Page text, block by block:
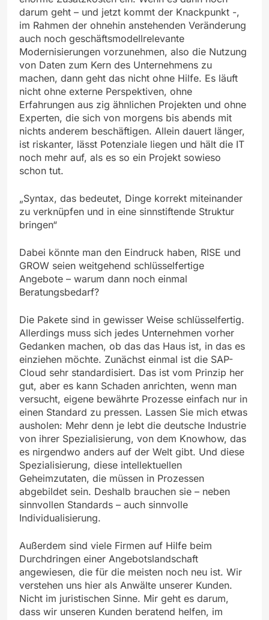
darum geht – und jetzt kommt der Knackpunkt -,
im Rahmen der ohnehin anstehenden Veränderung
auch noch geschäftsmodellrelevante
Modernisierungen vorzunehmen, also die Nutzung
von Daten zum Kern des Unternehmens zu
machen, dann geht das nicht ohne Hilfe. Es läuft
nicht ohne externe Perspektiven, ohne
Erfahrungen aus zig ähnlichen Projekten und ohne
Experten, die sich von morgens bis abends mit
nichts anderem beschäftigen. Allein dauert länger,
ist riskanter, lässt Potenziale liegen und hält die IT
noch mehr auf, als es so ein Projekt sowieso
schon tut.
„Syntax, das bedeutet, Dinge korrekt miteinander
zu verknüpfen und in eine sinnstiftende Struktur
bringen“
Dabei könnte man den Eindruck haben, RISE und
GROW seien weitgehend schlüsselfertige
Angebote – warum dann noch einmal
Beratungsbedarf?
Die Pakete sind in gewisser Weise schlüsselfertig.
Allerdings muss sich jedes Unternehmen vorher
Gedanken machen, ob das das Haus ist, in das es
einziehen möchte. Zunächst einmal ist die SAP-
Cloud sehr standardisiert. Das ist vom Prinzip her
gut, aber es kann Schaden anrichten, wenn man
versucht, eigene bewährte Prozesse einfach nur in
einen Standard zu pressen. Lassen Sie mich etwas
ausholen: Mehr denn je lebt die deutsche Industrie
von ihrer Spezialisierung, von dem Knowhow, das
es nirgendwo anders auf der Welt gibt. Und diese
Spezialisierung, diese intellektuellen
Geheimzutaten, die müssen in Prozessen
abgebildet sein. Deshalb brauchen sie – neben
sinnvollen Standards – auch sinnvolle
Individualisierung.
Außerdem sind viele Firmen auf Hilfe beim
Durchdringen einer Angebotslandschaft
angewiesen, die für die meisten noch neu ist. Wir
verstehen uns hier als Anwälte unserer Kunden.
Nicht im juristischen Sinne. Mir geht es darum,
dass wir unseren Kunden beratend helfen, im